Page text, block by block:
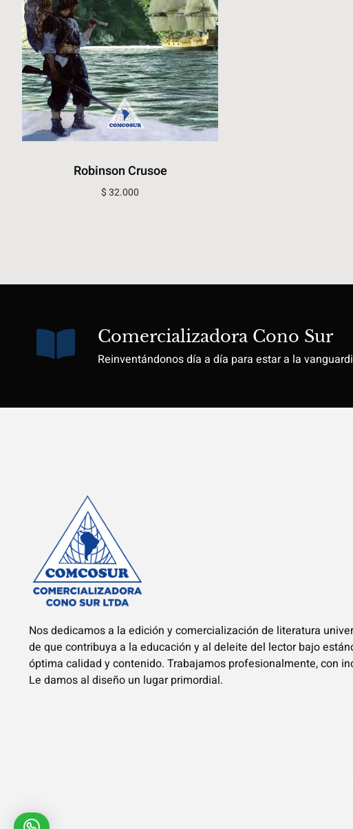
Robinson Crusoe
$32.000
Comercializadora Cono Sur
Reinventándonos día a día para estar a la
Nos dedicamos a la edición y comercialización de literatura
de que contribuya a la educación y al deleite del lector bajo
óptima calidad y contenido. Trabajamos profesionalmente, con
Le damos al diseño un lugar primordial.